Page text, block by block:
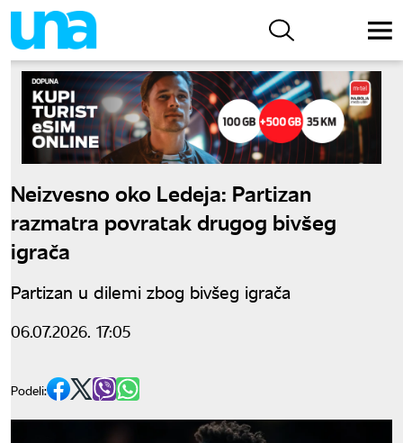
Neizvesno oko Ledeja: Partizan
razmatra povratak drugog bivšeg
igrača
Partizan u dilemi zbog bivšeg igrača
06.07.2026. 17:05
Podeli: